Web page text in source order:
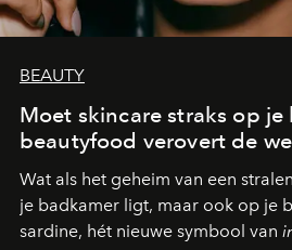
BEAUTY
Moet skincare straks op
beautyfood verovert de
Wat als het geheim van een
je badkamer ligt, maar ook op je
sardine, hét nieuwe symbool van